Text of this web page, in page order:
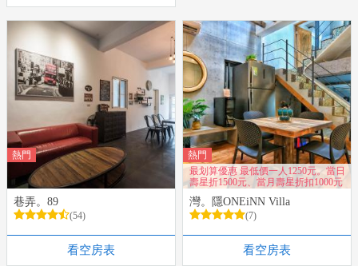
熱門
巷弄。89
(54)
看空房表
熱門
最划算優惠 最低價一人1250元。當日
壽星折1500元、當月壽星折扣1000元
灣。隱ONEiNN Villa
(7)
看空房表